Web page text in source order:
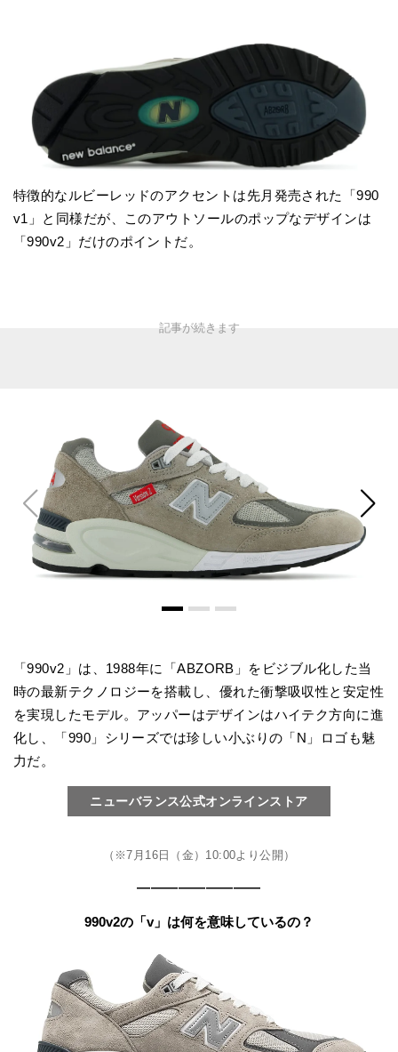
特徴的なルビーレッドのアクセントは先月発売された「990
v1」と同様だが、このアウトソールのポップなデザインは
「990v2」だけのポイントだ。
「990v2」は、1988年に「ABZORB」をビジブル化した当
時の最新テクノロジーを搭載し、優れた衝撃吸収性と安定性
を実現したモデル。アッパーはデザインはハイテク方向に進
化し、「990」シリーズでは珍しい小ぶりの「N」ロゴも魅
力だ。
ニューバランス公式オンラインストア
（※7月16日（金）10:00より公開）
—————————
990v2の「v」は何を意味しているの？